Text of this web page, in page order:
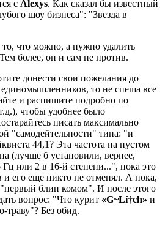
с Alexys. Как сказал бы известный
шоу бизнеса": "Звезда в
что можно, а нужно удалить
более, он и сам не против.
донести свои пожелания до
то не спеша все
и распишите подробно по
чтобы удобнее было
писать максимально
"самодейтельности" типа: "и
44,1? Эта частота на пустом
(лучше б установили, вернее,
Гц или 2 в 16-й степени...", пока это
и его еще никто не отменял. А пока,
"первый блин комом". И после этого
вопрос: "Что курит «G~Lí†ch» и
траву"? Без обид.